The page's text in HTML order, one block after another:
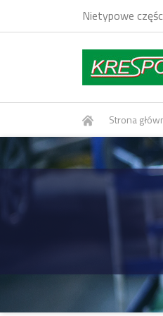
Nietypowe
Strona